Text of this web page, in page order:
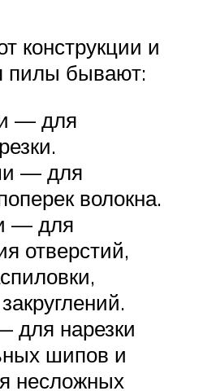
конструкции и
пилы бывают:
— для
— для
волокна.
— для
отверстий,
нарезки
шипов и
несложных